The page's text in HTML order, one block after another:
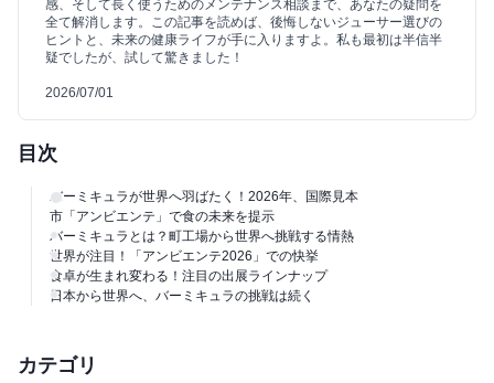
感、そして長く使うためのメンテナンス相談まで、あなたの疑問を
全て解消します。この記事を読めば、後悔しないジューサー選びの
ヒントと、未来の健康ライフが手に入りますよ。私も最初は半信半
疑でしたが、試して驚きました！
2026/07/01
目次
バーミキュラが世界へ羽ばたく！2026年、国際見本
市「アンビエンテ」で食の未来を提示
バーミキュラとは？町工場から世界へ挑戦する情熱
世界が注目！「アンビエンテ2026」での快挙
食卓が生まれ変わる！注目の出展ラインナップ
日本から世界へ、バーミキュラの挑戦は続く
カテゴリ